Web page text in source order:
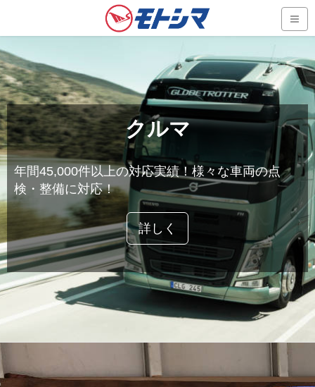
クルマ
年間45,000件以上の対応実績！様々な車両の点
検・整備に対応！
詳しく